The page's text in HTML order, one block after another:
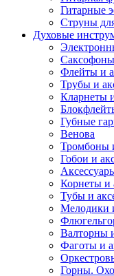
Гитарные
Струны
Духовые
Флейты и
Трубы и
Кларнеты
Губные
Венова
Тромбоны
Гобои и
Корнеты и
Тубы и
Мелодики
Валторны
Фаготы и
Горны.